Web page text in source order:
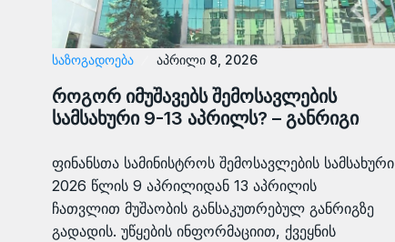
ᲡᲐᲖᲝᲒᲐᲓᲝᲔᲑᲐ აპრილი 8, 2026
როგორ იმუშავებს შემოსავლების
სამსახური 9-13 აპრილს? – განრიგი
ფინანსთა სამინისტროს შემოსავლების სამსახური
2026 წლის 9 აპრილიდან 13 აპრილის
ჩათვლით მუშაობის განსაკუთრებულ განრიგზე
გადადის. უწყების ინფორმაციით, ქვეყნის